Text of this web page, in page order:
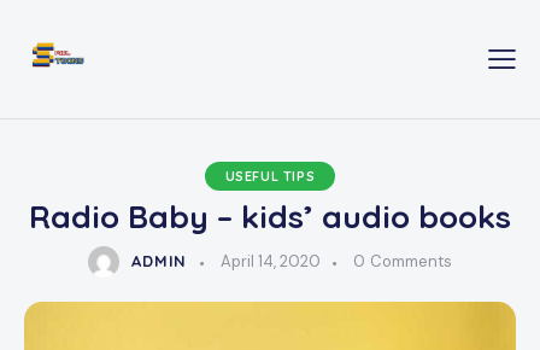
USEFUL TIPS
Radio Baby – kids’ audio books
ADMIN April 14, 2020 0 Comments